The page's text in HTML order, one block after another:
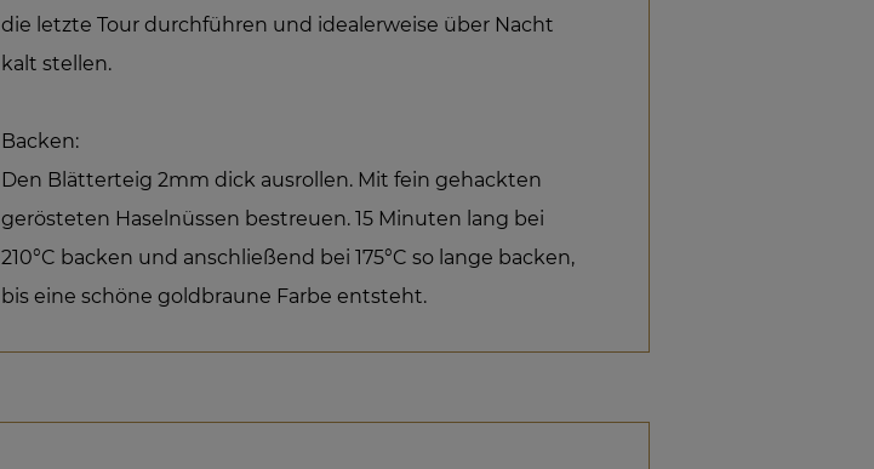
die letzte Tour durchführen und idealerweise über Nacht
kalt stellen.
Backen:
Den Blätterteig 2mm dick ausrollen. Mit fein gehackten
gerösteten Haselnüssen bestreuen. 15 Minuten lang bei
210°C backen und anschließend bei 175°C so lange backen,
bis eine schöne goldbraune Farbe entsteht.